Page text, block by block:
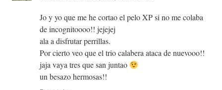
Jo y yo que me he cortao el pelo XP si no me colaba
de incognitoooo!! jejejej
ala a disfrutar perrillas.
Por cierto veo que el trio calabera ataca de nuevooo!!
jaja vaya tres que san juntao
un besazo hermosas!!